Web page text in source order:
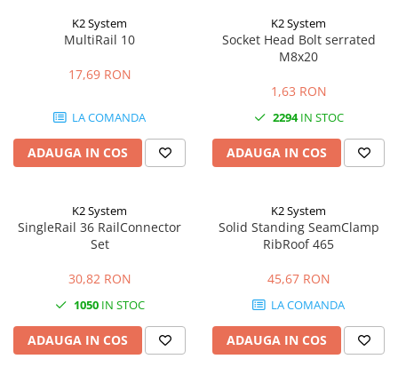
K2 System
MultiRail 10
17,69 RON
LA COMANDA
ADAUGA IN COS
K2 System
Socket Head Bolt serrated
M8x20
1,63 RON
2294IN STOC
ADAUGA IN COS
K2 System
SingleRail 36 RailConnector
Set
30,82 RON
1050IN STOC
ADAUGA IN COS
K2 System
Solid Standing SeamClamp
RibRoof 465
45,67 RON
LA COMANDA
ADAUGA IN COS